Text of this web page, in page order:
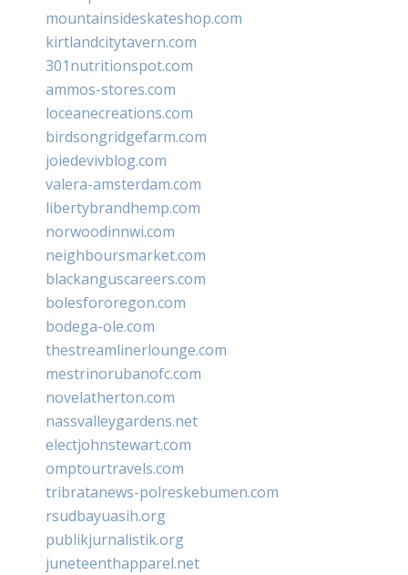
mountainsideskateshop.com
kirtlandcitytavern.com
301nutritionspot.com
ammos-stores.com
loceanecreations.com
birdsongridgefarm.com
joiedevivblog.com
valera-amsterdam.com
libertybrandhemp.com
norwoodinnwi.com
neighboursmarket.com
blackanguscareers.com
bolesfororegon.com
bodega-ole.com
thestreamlinerlounge.com
mestrinorubanofc.com
novelatherton.com
nassvalleygardens.net
electjohnstewart.com
omptourtravels.com
tribratanews-polreskebumen.com
rsudbayuasih.org
publikjurnalistik.org
juneteenthapparel.net